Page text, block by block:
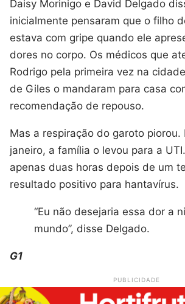
Daisy Morinigo e David Delgado
inicialmente pensaram que o filho
estava com gripe quando ele
dores no corpo. Os médicos que
Rodrigo pela primeira vez na
de Giles o mandaram para casa
recomendação de repouso.
Mas a respiração do garoto piorou.
janeiro, a família o levou para a
apenas duas horas depois de um
resultado positivo para hantavírus.
“Eu não desejaria essa dor a
mundo”, disse Delgado.
G1
PUBLICIDADE